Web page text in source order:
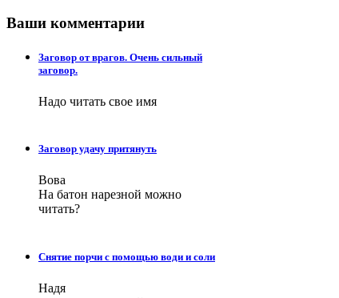
Ваши комментарии
Заговор от врагов. Очень сильный
заговор.
Надо читать свое имя
Заговор удачу притянуть
Вова
На батон нарезной можно
читать?
Снятие порчи с помощью води и соли
Надя